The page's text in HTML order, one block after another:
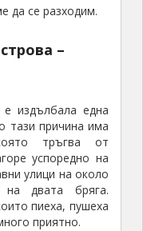
да се разходим.
–
издълбала една
тази причина има
тръгва от
успоредно на
улици на около
двата бряга.
пиеха, пушеха
приятно.